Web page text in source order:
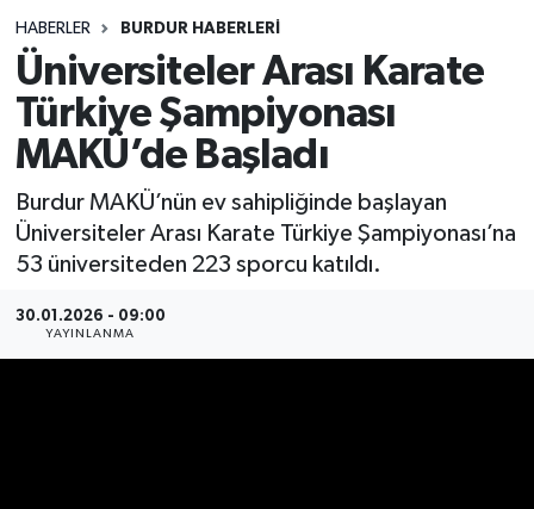
HABERLER BURDUR HABERLERİ
Üniversiteler Arası Karate
Türkiye Şampiyonası
MAKÜ’de Başladı
Burdur MAKÜ’nün ev sahipliğinde başlayan
Üniversiteler Arası Karate Türkiye Şampiyonası’na
53 üniversiteden 223 sporcu katıldı.
30.01.2026 - 09:00
YAYINLANMA
Spor
Tebrik
Türkiye